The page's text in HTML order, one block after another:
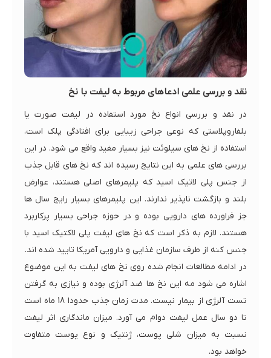
نقد و بررسی علمی ادعاهای مربوط به لیفت با نخ
در نقد و بررسی انواع نخ مورد استفاده در لیفت صورت یا
بلفاروپلاستی که نوعی جراحی زیبایی برای افتادگی پلک است،
استفاده از نخ های سیلوئت نیز بسیار مفید واقع می شود. در این
بررسی های علمی به این نتایج رسیده اند که نخ های قابل جذب
از جنس پلی لاتیک اسید که پلیمرهای اصلی هستند، عوارض
بلند و بازگشت ناپذیر ندارند. این پلیمرهای بسیار رایج سال ها
جز فراورده های دارویی بوده و در حوزه جراحی بسیار پرکاربرد
هستند. لازم به ذکر است که نخ های لیفت پلی لاکتیک اسید با
جنس کنه از طرف سازمان غذایی و دارویی آمریکا تایید شده اند.
در ادامه مطالعات انجام شده روی نخ های لیفت به این موضوع
اشاره می شود مه این نخ ها ضد آلرژی بوده و نیازی به گرفتن
تست آلرژی از بیمار نیست. مدت زمان جذب حدودا 18 ماه است
تا دو سال عمل لیفت دوام می آورد. میزان ماندگاری اثر لیفت
نسبت به میزان شلی پوست، ژنتیک و نوع پوست متفاوت
خواهد بود.